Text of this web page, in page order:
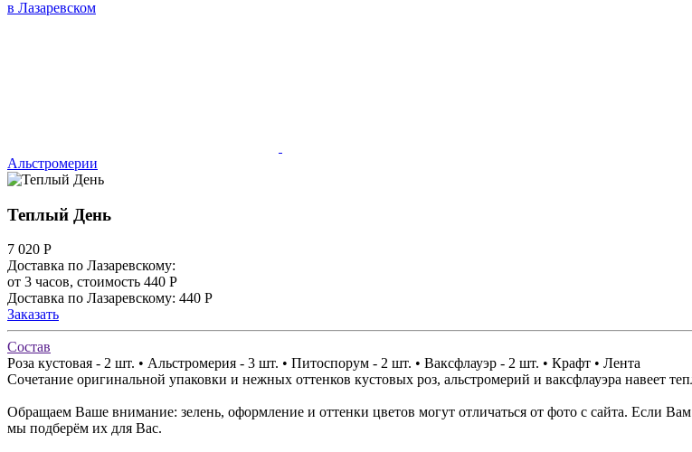
в Лазаревском
Альстромерии
Теплый День
7 020 Р
Доставка по Лазаревскому:
от 3 часов, стоимость 440 Р
Доставка по Лазаревскому: 440 Р
Заказать
Состав
Роза кустовая - 2 шт. • Альстромерия - 3 шт. • Питоспорум - 2 шт. • Ваксфлауэр - 2 шт. • Крафт • Лента
Сочетание оригинальной упаковки и нежных оттенков кустовых роз, альстромерий и ваксфлауэра навеет
Обращаем Ваше внимание: зелень, оформление и оттенки цветов могут отличаться от фото с сайта. Если
мы подберём их для Вас.